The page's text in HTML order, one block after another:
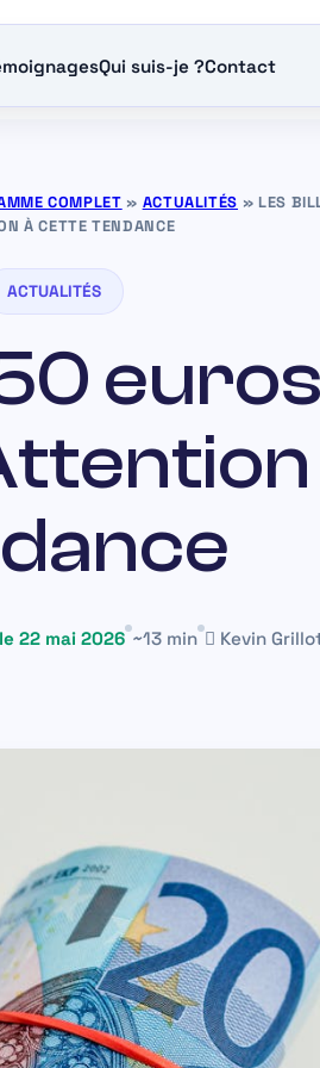
Qui suis-je ?Contact
COMPLET » ACTUALITÉS » LES
À CETTE TENDANCE
ACTUALITÉS
22 mai 2026 ~13 min Kevin